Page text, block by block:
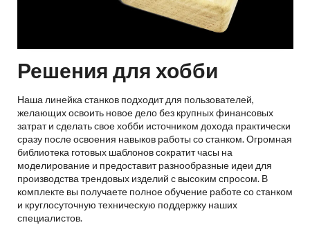
Решения для хобби
Наша линейка станков подходит для пользователей,
желающих освоить новое дело без крупных финансовых
затрат и сделать свое хобби источником дохода практически
сразу после освоения навыков работы со станком. Огромная
библиотека готовых шаблонов сократит часы на
моделирование и предоставит разнообразные идеи для
производства трендовых изделий с высоким спросом. В
комплекте вы получаете полное обучение работе со станком
и круглосуточную техническую поддержку наших
специалистов.